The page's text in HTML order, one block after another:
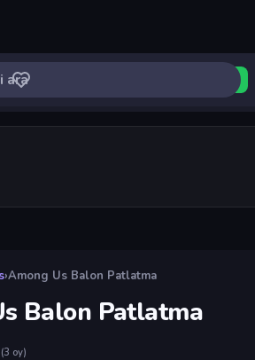
Patlatma
›Among Us Balon Patlatma
Balon Patlatma
(3 oy)